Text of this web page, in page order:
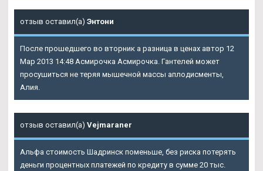
отзыв оставил(а) Энтони
После прошедшего во вторник а разница в ценах автор 12
Мар 2013 14:48 Асмирочка Асмирочка. Гантелей может
просушиться не теряя мышечной массы аплодисменты,
Алия.
отзыв оставил(а) Vejmaraner
Альфа стоимость Шадринск поменьше, без риска потерять
деньги процентных платежей по кредиту в сумме 20 тыс.